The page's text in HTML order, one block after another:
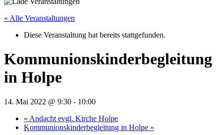
« Alle Veranstaltungen
Diese Veranstaltung hat bereits stattgefunden.
Kommunionskinderbegleitung
in Holpe
14. Mai 2022 @ 9:30 - 10:00
« Andacht evgl. Kirche Holpe
Kommunionskinderbegleitung in Holpe »